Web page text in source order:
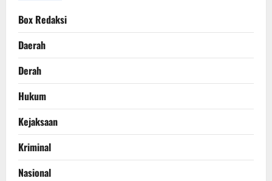
Box Redaksi
Daerah
Derah
Hukum
Kejaksaan
Kriminal
Nasional